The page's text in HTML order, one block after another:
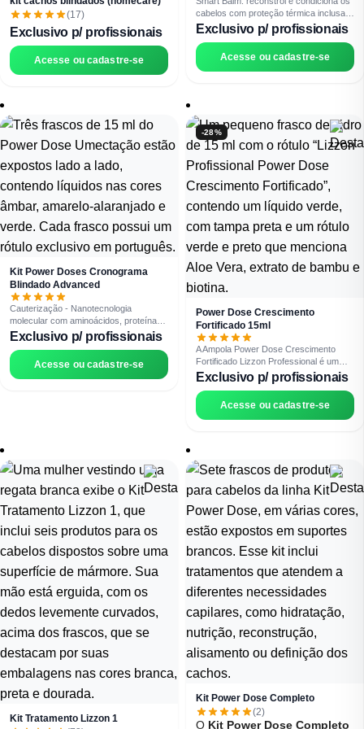
(17)
Exclusivo p/ profissionais
Acesse ou cadastre-se
cabelos com proteção térmica inclusa;
assim você economiza usando um
único produto em diversos protocolos.
Juntos, eles otimizam os
Exclusivo p/ profissionais
Acesse ou cadastre-se
Kit Power Doses Cronograma
Blindado Advanced
Cauterização - Nanotecnologia
molecular com aminoácidos, proteínas,
óleo de buriti, queratina, elastina,
niacinamida e alantoína. Cauterização a
frio com penetração ultraprofunda.
Umectação - Blend de óleos e lipídios
essenciais de origem natural, que
Exclusivo p/ profissionais
Acesse ou cadastre-se
-28%
Power Dose Crescimento
Fortificado 15ml
A Ampola Power Dose Crescimento
Fortificado Lizzon Professional é um
tratamento capilar poderoso que atua
no crescimento acelerado dos cabelos,
fortalecendo os fios e prevenindo a
queda. Com uma fórmula inovadora
enriquecida com Aloe Vera, Extrato de
capilar, prevenção contra a queda,
hidratação dos fios agredidos e
restauração da saúde do bulbo capilar.
Exclusivo p/ profissionais
Acesse ou cadastre-se
Kit Tratamento Lizzon 1
Kit Power Dose Completo
(2)
O Kit Power Dose Completo